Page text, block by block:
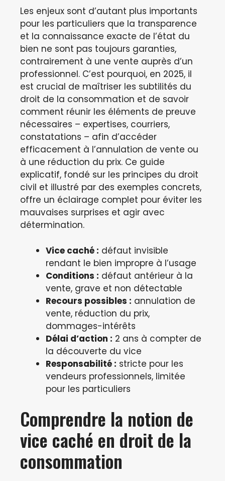
Les enjeux sont d’autant plus importants
pour les particuliers que la transparence
et la connaissance exacte de l’état du
bien ne sont pas toujours garanties,
contrairement à une vente auprès d’un
professionnel. C’est pourquoi, en 2025, il
est crucial de maîtriser les subtilités du
droit de la consommation et de savoir
comment réunir les éléments de preuve
nécessaires – expertises, courriers,
constatations – afin d’accéder
efficacement à l’annulation de vente ou
à une réduction du prix. Ce guide
explicatif, fondé sur les principes du droit
civil et illustré par des exemples concrets,
offre un éclairage complet pour éviter les
mauvaises surprises et agir avec
détermination.
Vice caché : défaut invisible
rendant le bien impropre à l’usage
Conditions : défaut antérieur à la
vente, grave et non détectable
Recours possibles : annulation de
vente, réduction du prix,
dommages-intérêts
Délai d’action : 2 ans à compter de
la découverte du vice
Responsabilité : stricte pour les
vendeurs professionnels, limitée
pour les particuliers
Comprendre la notion de
vice caché en droit de la
consommation